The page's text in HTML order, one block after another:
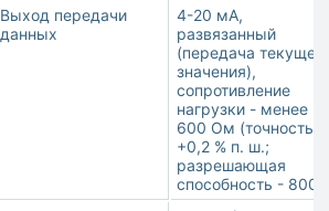
Выход передачи
данных
4-20 мА,
развязанный
(передача
значения),
сопротивление
нагрузки - менее
600 Ом (точность:
+0,2 % п. ш.;
разрешающая
способность -